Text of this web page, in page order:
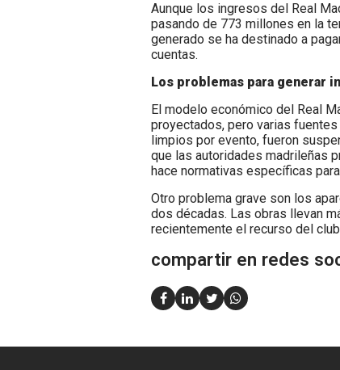
Aunque los ingresos del Real
pasando de 773 millones en la
generado se ha destinado a
cuentas.
Los problemas para generar
El modelo económico del Real
proyectados, pero varias
limpios por evento, fueron
que las autoridades madrileñas
hace normativas específicas
Otro problema grave son los
dos décadas. Las obras llevan
recientemente el recurso del
compartir en redes